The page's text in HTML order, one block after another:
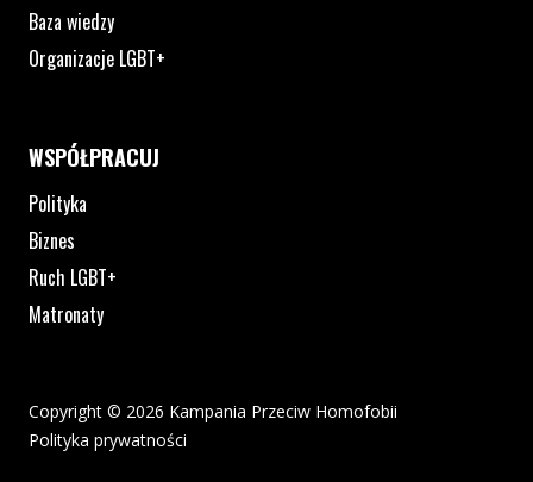
Baza wiedzy
Organizacje LGBT+
WSPÓŁPRACUJ
Polityka
Biznes
Ruch LGBT+
Matronaty
Copyright © 2026 Kampania Przeciw Homofobii
Polityka prywatności